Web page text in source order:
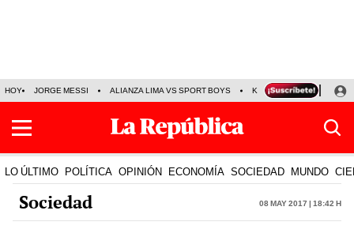
HOY JORGE MESSI ALIANZA LIMA VS SPORT BOYS KENJI FUJIMORI
LO ÚLTIMO POLÍTICA OPINIÓN ECONOMÍA SOCIEDAD MUNDO
Sociedad 08 May 2017 | 18:42 h